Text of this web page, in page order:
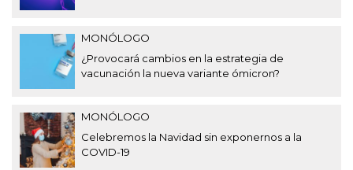
MONÓLOGO
¿Provocará cambios en la estrategia de
vacunación la nueva variante ómicron?
MONÓLOGO
Celebremos la Navidad sin exponernos a la
COVID-19